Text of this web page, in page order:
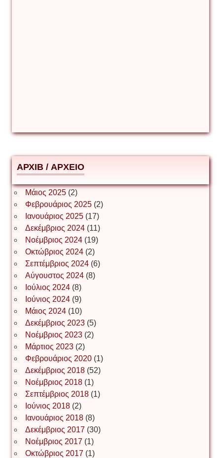
Δημήτριος Ζακοντινός
ΕΥΑΓΓΕΛΟΣ ΜΩΚΟΣ
Ιωάννης Σ. Παπαφλωράτος
ΝΙΚΟΣ ΓΑΤΟΣ
Νίκος Λυγερός
Іван Буртик
Іван Наконечний
Інга Короткевич
Ірина Ключковська
АРХІВ / ΑΡΧΕΙΟ
Μάιος 2025(2)
Φεβρουάριος 2025(2)
Ιανουάριος 2025(17)
Δεκέμβριος 2024(11)
Νοέμβριος 2024(19)
Οκτώβριος 2024(2)
Σεπτέμβριος 2024(6)
Αύγουστος 2024(8)
Ιούλιος 2024(8)
Ιούνιος 2024(9)
Μάιος 2024(10)
Δεκέμβριος 2023(5)
Νοέμβριος 2023(2)
Μάρτιος 2023(2)
Φεβρουάριος 2020(1)
Δεκέμβριος 2018(52)
Νοέμβριος 2018(1)
Σεπτέμβριος 2018(1)
Ιούνιος 2018(2)
Ιανουάριος 2018(8)
Δεκέμβριος 2017 (30)
Νοέμβριος 2017 (1)
Οκτώβριος 2017 (1)